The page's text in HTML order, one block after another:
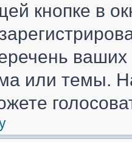
кнопке в
ваших
или темы.